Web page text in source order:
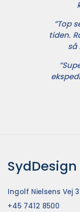
”Top
tiden.
så
Ingolf Nielsens Vej
+45 7412 8500